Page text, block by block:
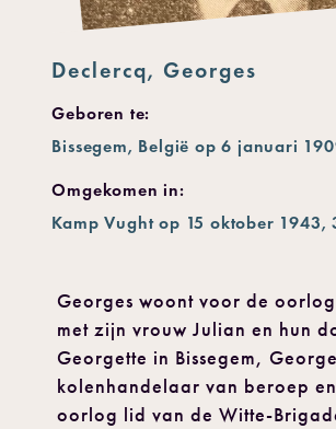
Declercq, Georges
Geboren te:
Bissegem, België op 6 januari
Omgekomen in:
Kamp Vught op 15 oktober 1943,
Georges woont voor de oorlog
met zijn vrouw Julian en hun
Georgette in Bissegem,
kolenhandelaar van beroep
oorlog lid van de Witte-